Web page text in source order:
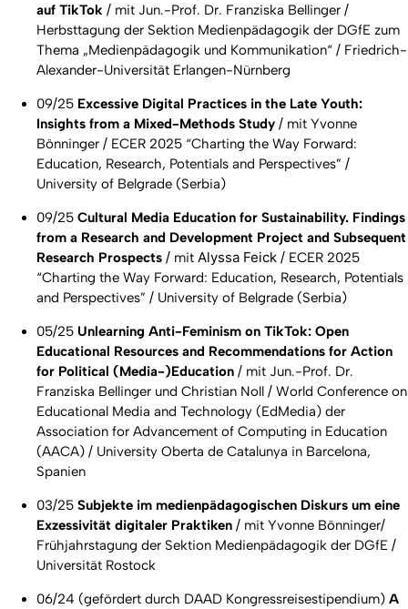
auf TikTok / mit Jun.-Prof. Dr. Franziska Bellinger /
Herbsttagung der Sektion Medienpädagogik der DGfE zum
Thema „Medienpädagogik und Kommunikation“ / Friedrich-
Alexander-Universität Erlangen-Nürnberg
09/25 Excessive Digital Practices in the Late Youth:
Insights from a Mixed-Methods Study / mit Yvonne
Bönninger / ECER 2025 “Charting the Way Forward:
Education, Research, Potentials and Perspectives” /
University of Belgrade (Serbia)
09/25 Cultural Media Education for Sustainability. Findings
from a Research and Development Project and Subsequent
Research Prospects / mit Alyssa Feick / ECER 2025
“Charting the Way Forward: Education, Research, Potentials
and Perspectives” / University of Belgrade (Serbia)
05/25 Unlearning Anti-Feminism on TikTok: Open
Educational Resources and Recommendations for Action
for Political (Media-)Education / mit Jun.-Prof. Dr.
Franziska Bellinger und Christian Noll / World Conference on
Educational Media and Technology (EdMedia) der
Association for Advancement of Computing in Education
(AACA) / University Oberta de Catalunya in Barcelona,
Spanien
03/25 Subjekte im medienpädagogischen Diskurs um eine
Exzessivität digitaler Praktiken / mit Yvonne Bönninger/
Frühjahrstagung der Sektion Medienpädagogik der DGfE /
Universität Rostock
06/24 (gefördert durch DAAD Kongressreisestipendium) A